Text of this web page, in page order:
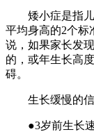
矮小症是指儿
平均身高的2个标
说，如果家长发
的，或年生长高
碍。
生长缓慢的信
●3岁前生长速